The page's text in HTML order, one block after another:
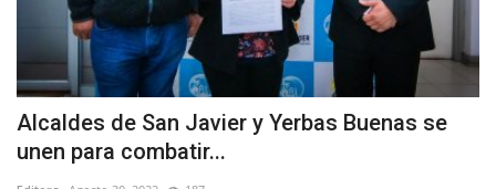
Alcaldes de San Javier y Yerbas Buenas se
unen para combatir...